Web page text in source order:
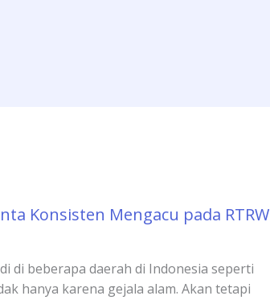
Konsisten Mengacu pada RTRW
di beberapa daerah di Indonesia seperti
hanya karena gejala alam. Akan tetapi